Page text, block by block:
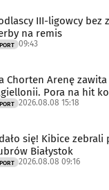
III-ligowcy bez
na remis
09:43
Chorten Arenę
Pora na hit
2026.08.08 15:18
się! Kibice
Białystok
2026.08.08 09:16